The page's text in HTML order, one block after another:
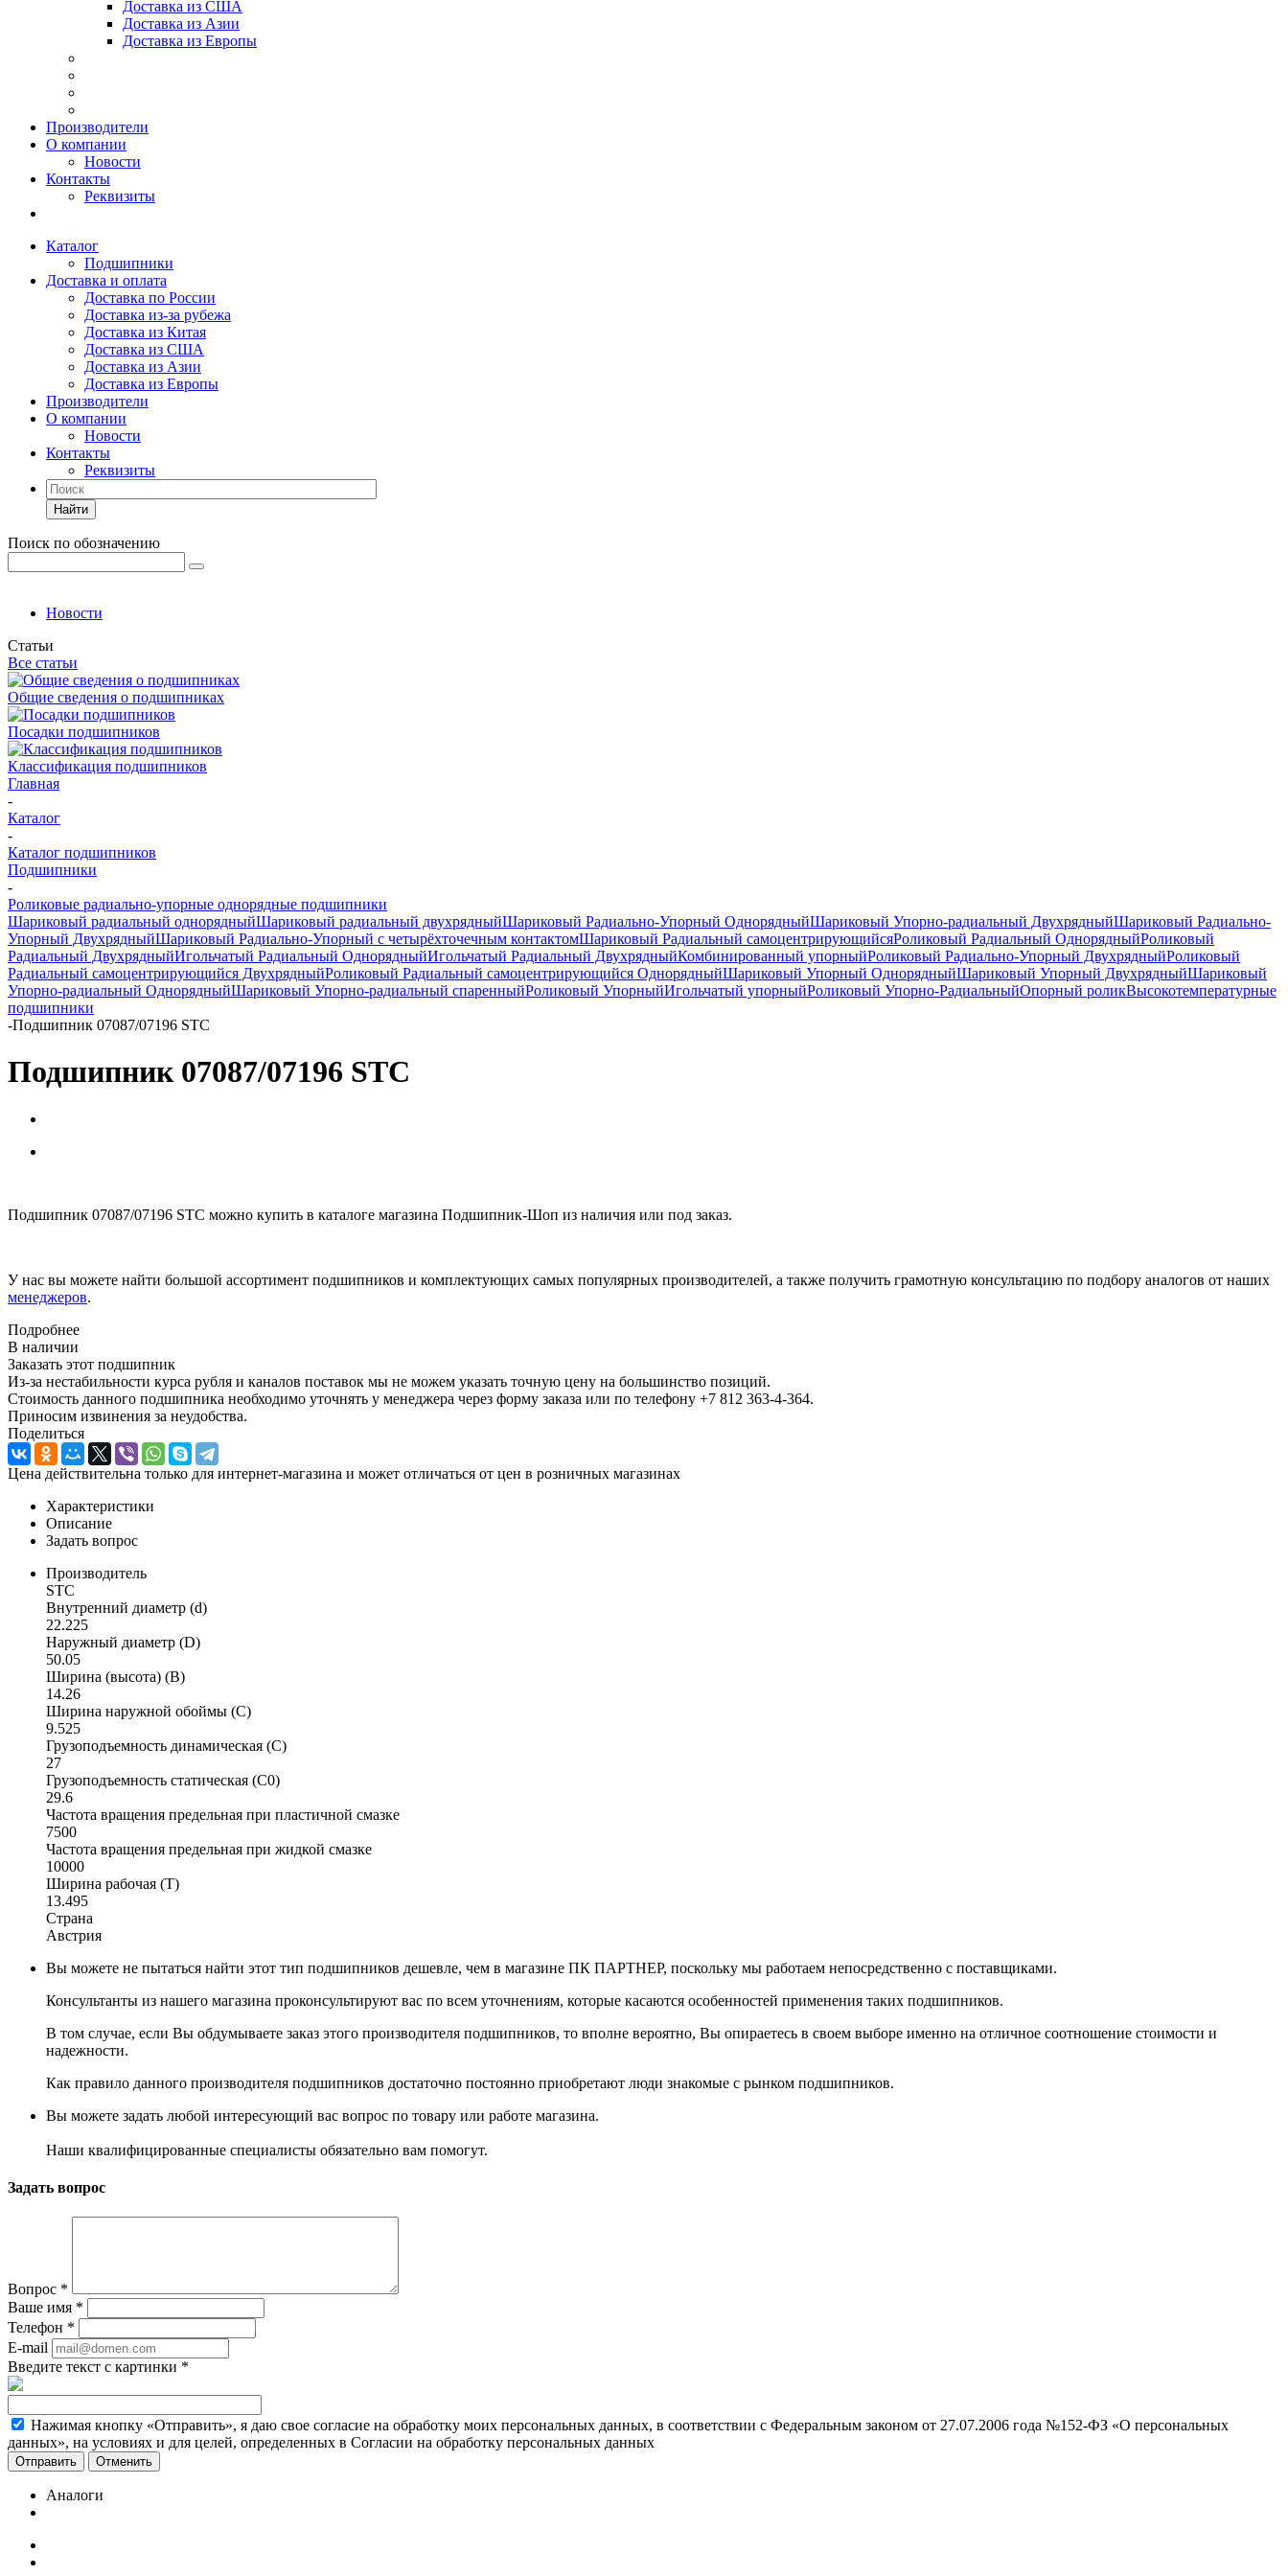
Доставка из США
Доставка из Азии
Доставка из Европы
Производители
О компании
Новости
Контакты
Реквизиты
Каталог
Подшипники
Доставка и оплата
Доставка по России
Доставка из-за рубежа
Доставка из Китая
Доставка из США
Доставка из Азии
Доставка из Европы
Производители
О компании
Новости
Контакты
Реквизиты
Найти
Поиск по обозначению
Новости
Статьи
Все статьи
Общие сведения о подшипниках
Посадки подшипников
Классификация подшипников
Главная
-
Каталог
-
Каталог подшипников
Подшипники
-
Роликовые радиально-упорные однорядные подшипники
Шариковый радиальный однорядныйШариковый радиальный двухрядныйШариковый Радиально-Упорный ОднорядныйШариковый Упорно-радиальный ДвухрядныйШариковый Радиально-
Упорный ДвухрядныйШариковый Радиально-Упорный с четырёхточечным контактомШариковый Радиальный самоцентрирующийсяРоликовый Радиальный ОднорядныйРоликовый
Радиальный ДвухрядныйИгольчатый Радиальный ОднорядныйИгольчатый Радиальный ДвухрядныйКомбинированный упорныйРоликовый Радиально-Упорный ДвухрядныйРоликовый
Радиальный самоцентрирующийся ДвухрядныйРоликовый Радиальный самоцентрирующийся ОднорядныйШариковый Упорный ОднорядныйШариковый Упорный ДвухрядныйШариковый
Упорно-радиальный ОднорядныйШариковый Упорно-радиальный спаренныйРоликовый УпорныйИгольчатый упорныйРоликовый Упорно-РадиальныйОпорный роликВысокотемпературные
подшипники
-Подшипник 07087/07196 STC
Подшипник 07087/07196 STC
Подшипник 07087/07196 STC можно купить в каталоге магазина Подшипник-Шоп из наличия или под заказ.
У нас вы можете найти большой ассортимент подшипников и комплектующих самых популярных производителей, а также получить грамотную консультацию по подбору аналогов от наших
менеджеров.
Подробнее
В наличии
Заказать этот подшипник
Из-за нестабильности курса рубля и каналов поставок мы не можем указать точную цену на большинство позиций.
Стоимость данного подшипника необходимо уточнять у менеджера через форму заказа или по телефону +7 812 363-4-364.
Приносим извинения за неудобства.
Поделиться
Цена действительна только для интернет-магазина и может отличаться от цен в розничных магазинах
Характеристики
Описание
Задать вопрос
Производитель
STC
Внутренний диаметр (d)
22.225
Наружный диаметр (D)
50.05
Ширина (высота) (B)
14.26
Ширина наружной обоймы (C)
9.525
Грузоподъемность динамическая (C)
27
Грузоподъемность статическая (C0)
29.6
Частота вращения предельная при пластичной смазке
7500
Частота вращения предельная при жидкой смазке
10000
Ширина рабочая (T)
13.495
Страна
Австрия
Вы можете не пытаться найти этот тип подшипников дешевле, чем в магазине ПК ПАРТНЕР, поскольку мы работаем непосредственно с поставщиками.
Консультанты из нашего магазина проконсультируют вас по всем уточнениям, которые касаются особенностей применения таких подшипников.
В том случае, если Вы обдумываете заказ этого производителя подшипников, то вполне вероятно, Вы опираетесь в своем выборе именно на отличное соотношение стоимости и
надежности.
Как правило данного производителя подшипников достаточно постоянно приобретают люди знакомые с рынком подшипников.
Вы можете задать любой интересующий вас вопрос по товару или работе магазина.
Наши квалифицированные специалисты обязательно вам помогут.
Задать вопрос
Вопрос *
Ваше имя *
Телефон *
E-mail
Введите текст с картинки *
Нажимая кнопку «Отправить», я даю свое согласие на обработку моих персональных данных, в соответствии с Федеральным законом от 27.07.2006 года №152-ФЗ «О персональных
данных», на условиях и для целей, определенных в Согласии на обработку персональных данных
Отменить
Аналоги